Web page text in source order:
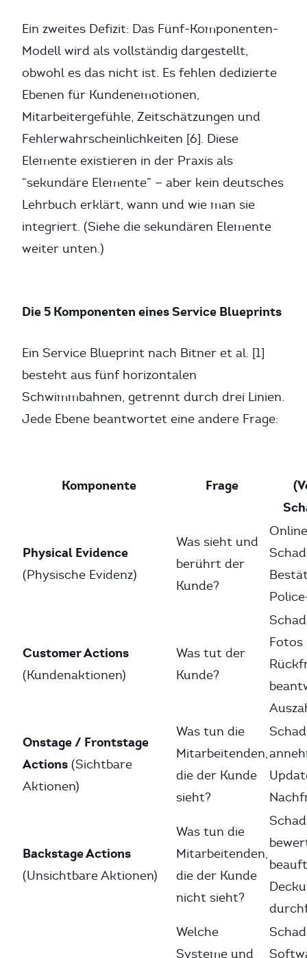
Ein zweites Defizit: Das Fünf-Komponenten-
Modell wird als vollständig dargestellt,
obwohl es das nicht ist. Es fehlen dedizierte
Ebenen für Kundenemotionen,
Mitarbeitergefühle, Zeitschätzungen und
Fehlerwahrscheinlichkeiten [6]. Diese
Elemente existieren in der Praxis als
“sekundäre Elemente” — aber kein deutsches
Lehrbuch erklärt, wann und wie man sie
integriert. (Siehe die sekundären Elemente
weiter unten.)
Die 5 Komponenten eines Service Blueprints
Ein Service Blueprint nach Bitner et al. [1]
besteht aus fünf horizontalen
Schwimmbahnen, getrennt durch drei Linien.
Jede Ebene beantwortet eine andere Frage:
Komponente Frage
Physical Evidence
(Physische Evidenz)
Was sieht und
berührt der
Kunde?
Customer Actions
(Kundenaktionen)
Was tut der
Kunde?
Fotos
Onstage / Frontstage
Actions (Sichtbare
Aktionen)
Was tun die
Mitarbeitenden,
die der Kunde
sieht?
Backstage Actions
(Unsichtbare Aktionen)
Was tun die
Mitarbeitenden,
die der Kunde
nicht sieht?
Welche
Systeme und